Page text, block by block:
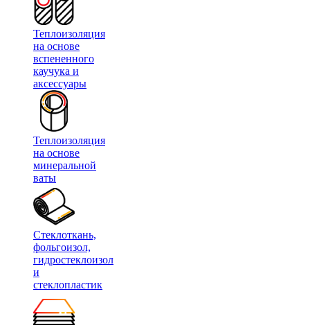
Теплоизоляция
на основе
вспененного
каучука и
аксессуары
Теплоизоляция
на основе
минеральной
ваты
Стеклоткань,
фольгоизол,
гидростеклоизол
и
стеклопластик